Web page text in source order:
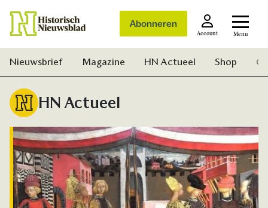
Abonneren
Account Menu
Nieuwsbrief Magazine HN Actueel Shop
HN Actueel